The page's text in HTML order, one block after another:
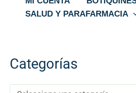
SALUD Y PARAFARMACIA
Categorías